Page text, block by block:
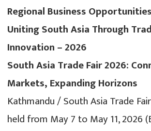
Regional Business Opportunities
Uniting South Asia Through
Innovation – 2026
South Asia Trade Fair 2026:
Markets, Expanding Horizons
Kathmandu / South Asia Trade
held from May 7 to May 11, 2026